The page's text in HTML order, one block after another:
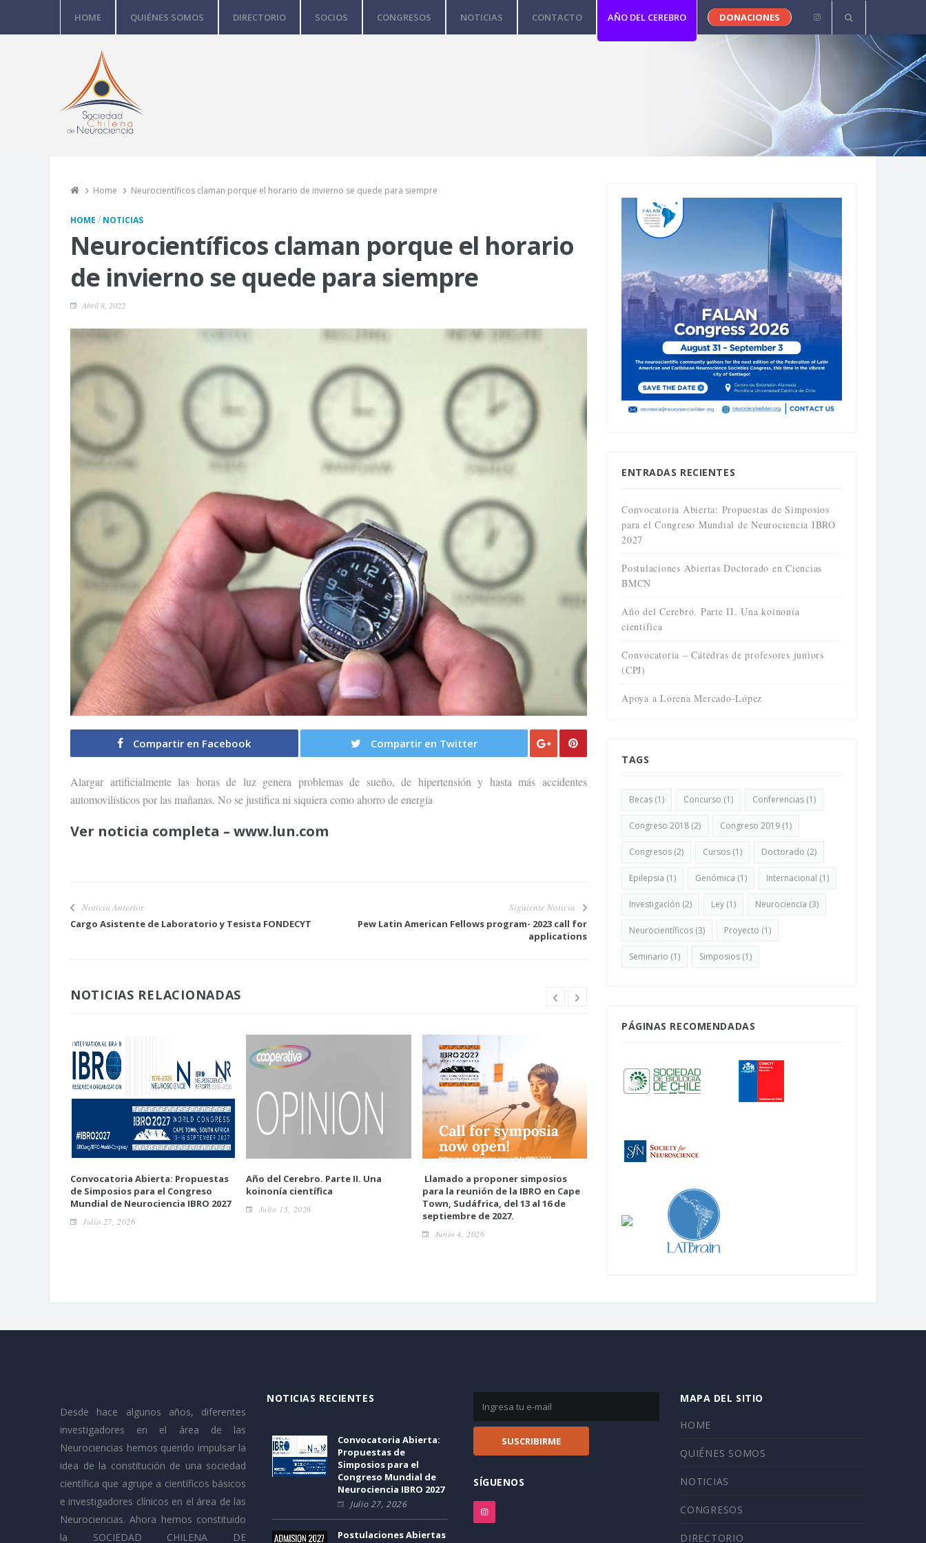
HOME QUIÉNES SOMOS DIRECTORIO SOCIOS CONGRESOS NOTICIAS CONTACTO AÑO DEL CEREBRO DONACIONES
Home Neurocientíficos claman porque el horario de invierno se quede para siempre
HOME / NOTICIAS
Neurocientíficos claman porque el horario
de invierno se quede para siempre
Abril 8, 2022
Compartir en Facebook Compartir en Twitter
Alargar artificialmente las horas de luz genera problemas de sueño, de hipertensión y hasta más accidentes
automovilísticos por las mañanas. No se justifica ni siquiera como ahorro de energía
Ver noticia completa – www.lun.com
Noticia Anterior
Cargo Asistente de Laboratorio y Tesista FONDECYT
Siguiente Noticia
Pew Latin American Fellows program- 2023 call for
applications
NOTICIAS RELACIONADAS
Convocatoria Abierta: Propuestas
de Simposios para el Congreso
Mundial de Neurociencia IBRO 2027
Julio 27, 2026
Año del Cerebro. Parte II. Una
koinonía científica
Julio 15, 2026
Llamado a proponer simposios
para la reunión de la IBRO en Cape
Town, Sudáfrica, del 13 al 16 de
septiembre de 2027.
Junio 4, 2026
neurocientífico en Chile
ENTRADAS RECIENTES
Convocatoria Abierta: Propuestas de Simposios
para el Congreso Mundial de Neurociencia IBRO
2027
Postulaciones Abiertas Doctorado en Ciencias
BMCN
Año del Cerebro. Parte II. Una koinonía
científica
Convocatoria – Cátedras de profesores juniors
(CPJ)
Apoya a Lorena Mercado-López
TAGS
Becas (1) Concurso (1) Conferencias (1)
Congreso 2018 (2) Congreso 2019 (1)
Congresos (2) Cursos (1) Doctorado (2)
Epilepsia (1) Genómica (1) Internacional (1)
Investigación (2) Ley (1) Neurociencia (3)
Neurocientíficos (3) Proyecto (1)
Seminario (1) Simposios (1)
PÁGINAS RECOMENDADAS
Desde hace algunos años, diferentes
investigadores en el área de las
Neurociencias hemos querido impulsar la
idea de la constitución de una sociedad
científica que agrupe a científicos básicos
e investigadores clínicos en el área de las
Neurociencias. Ahora hemos constituido
la SOCIEDAD CHILENA DE
NOTICIAS RECIENTES
Convocatoria Abierta:
Propuestas de
Simposios para el
Congreso Mundial de
Neurociencia IBRO 2027
Julio 27, 2026
Postulaciones Abiertas
SÍGUENOS
MAPA DEL SITIO
HOME
QUIÉNES SOMOS
NOTICIAS
CONGRESOS
DIRECTORIO